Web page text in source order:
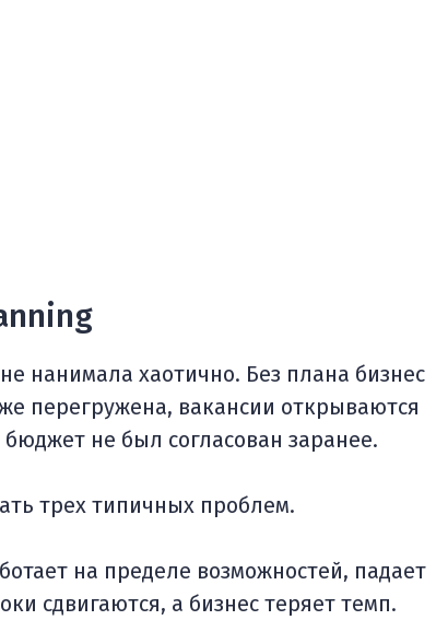
нанимала хаотично. Без плана бизнес
перегружена, вакансии открываются
не был согласован заранее.
трех типичных проблем.
на пределе возможностей, падает
сдвигаются, а бизнес теряет темп.